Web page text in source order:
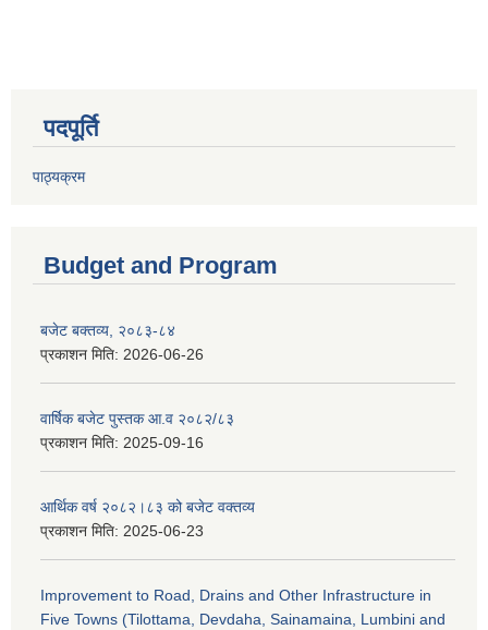
पदपूर्ति
पाठ्यक्रम
Budget and Program
बजेट बक्तव्य, २०८३-८४
प्रकाशन मिति: 2026-06-26
वार्षिक बजेट पुस्तक आ.व २०८२/८३
प्रकाशन मिति: 2025-09-16
आर्थिक वर्ष २०८२।८३ को बजेट वक्तव्य
प्रकाशन मिति: 2025-06-23
Improvement to Road, Drains and Other Infrastructure in
Five Towns (Tilottama, Devdaha, Sainamaina, Lumbini and